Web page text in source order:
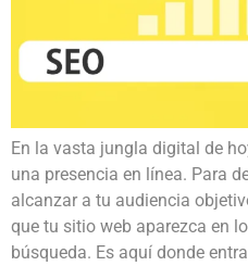
En la vasta jungla digital de
una presencia en línea. Para
alcanzar a tu audiencia
que tu sitio web aparezca en
búsqueda. Es aquí donde